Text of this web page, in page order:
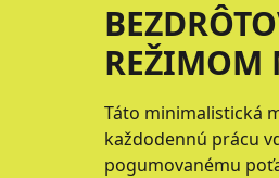
REŽIMOM
Táto minimalistická
každodennú prácu
pogumovanému